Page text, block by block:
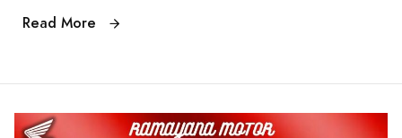
Read More